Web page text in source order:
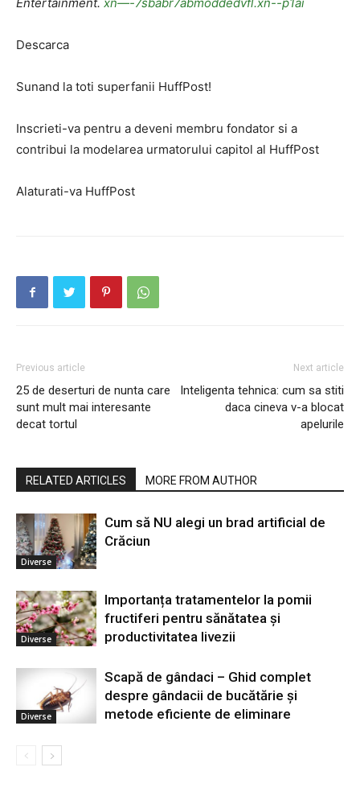
Descarca
Sunand la toti superfanii HuffPost!
Inscrieti-va pentru a deveni membru fondator si a
contribui la modelarea urmatorului capitol al HuffPost
Alaturati-va HuffPost
Previous article
25 de deserturi de nunta care
sunt mult mai interesante
decat tortul
Next article
Inteligenta tehnica: cum sa stiti
daca cineva v-a blocat
apelurile
RELATED ARTICLES MORE FROM AUTHOR
Diverse
Cum să NU alegi un brad artificial de
Crăciun
Diverse
Importanța tratamentelor la pomii
fructiferi pentru sănătatea și
productivitatea livezii
Diverse
Scapă de gândaci – Ghid complet
despre gândacii de bucătărie și
metode eficiente de eliminare